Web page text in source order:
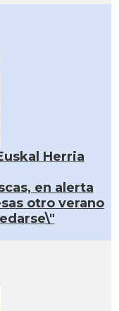
Herria
en alerta
otro verano